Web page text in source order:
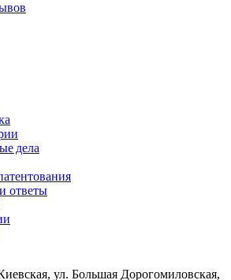
дела
ответы
ул. Большая Дорогомиловская,